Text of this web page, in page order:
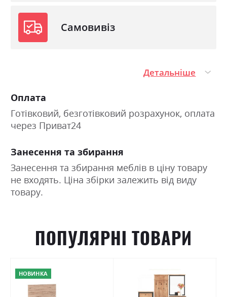
Самовивіз
Детальніше
Оплата
Готівковий, безготівковий розрахунок, оплата
через Приват24
Занесення та збирання
Занесення та збирання меблів в ціну товару
не входять. Ціна збірки залежить від виду
товару.
ПОПУЛЯРНІ ТОВАРИ
НОВИНКА